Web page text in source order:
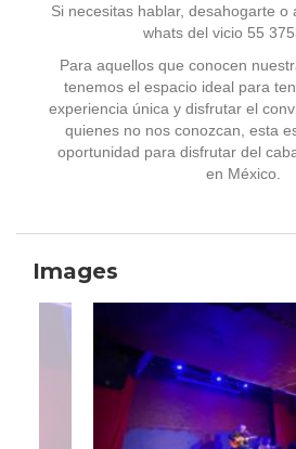
Si necesitas hablar, desahogarte o
whats del vicio 55
Para aquellos que conocen
tenemos el espacio ideal para
experiencia única y disfrutar el
quienes no nos conozcan, esta
oportunidad para disfrutar del
en México.
Images